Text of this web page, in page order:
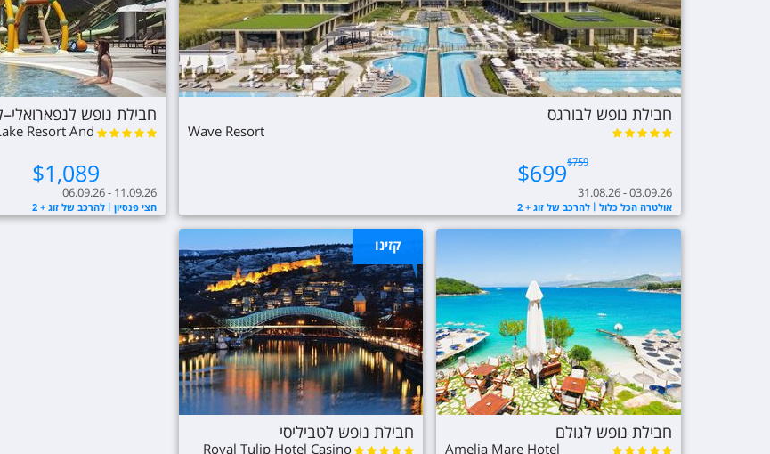
חבילת נופש לבורגס
Wave Resort
$699$759
אולטרה הכל כלול להרכב של זוג + 2
31.08.26 - 03.09.26
חבילת נופש
Resort And
$1,089
חצי פנסיון להרכב של זוג + 2
06.09.26 - 11.09.26
חבילת נופש לגולם
Amelia Mare Hotel
קזינו
חבילת נופש לטביליסי
Royal Tulip Hotel Casino